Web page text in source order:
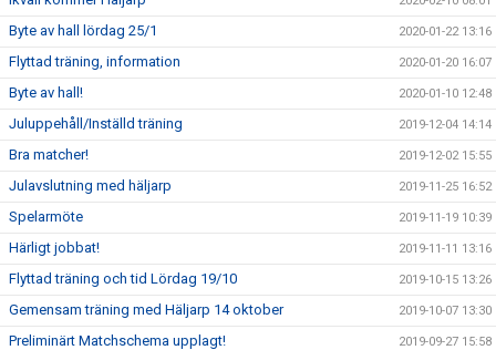
Byte av hall lördag 25/1 2020-01-22 13:16
Flyttad träning, information 2020-01-20 16:07
Byte av hall! 2020-01-10 12:48
Juluppehåll/Inställd träning 2019-12-04 14:14
Bra matcher! 2019-12-02 15:55
Julavslutning med häljarp 2019-11-25 16:52
Spelarmöte 2019-11-19 10:39
Härligt jobbat! 2019-11-11 13:16
Flyttad träning och tid Lördag 19/10 2019-10-15 13:26
Gemensam träning med Häljarp 14 oktober 2019-10-07 13:30
Preliminärt Matchschema upplagt! 2019-09-27 15:58